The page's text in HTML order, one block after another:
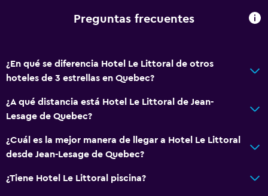
Preguntas frecuentes
¿En qué se diferencia Hotel Le Littoral de otros
hoteles de 3 estrellas en Quebec?
¿A qué distancia está Hotel Le Littoral de Jean-
Lesage de Quebec?
¿Cuál es la mejor manera de llegar a Hotel Le Littoral
desde Jean-Lesage de Quebec?
¿Tiene Hotel Le Littoral piscina?